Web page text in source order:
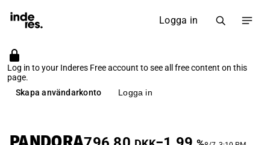
Logga in
Log in to your Inderes Free account to see all free content on this
page.
Skapa användarkonto
Logga in